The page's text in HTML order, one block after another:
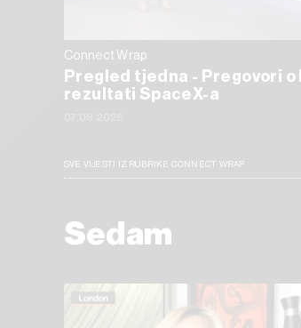
Connect Wrap
Pregled tjedna - Pregovori o
rezultati SpaceX-a
SVE VIJESTI IZ RUBRIKE CONNECT WRAP
Sedam